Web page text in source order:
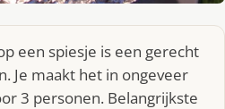
een spiesje is een gerecht
Je maakt het in ongeveer
3 personen. Belangrijkste